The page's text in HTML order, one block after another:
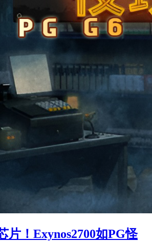
片！Exynos2700如PG怪